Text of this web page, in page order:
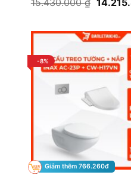
-8%
Giảm thêm 766.260đ